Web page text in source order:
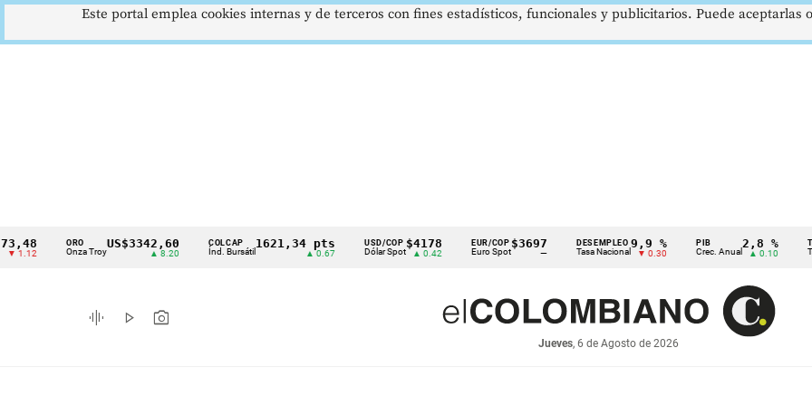
Cintillo
indicadores
económicos
Onza Troy
US$3342,60 COLCAP
Índ. Bursátil
1621,34 pts USD/COP
Dólar Spot
$4178
▲ 0.42
EUR/COP
Euro Spot
$3697
—
DESEMPLEO
Tasa Nacional
9,9 %
▼ 0.30
PIB
Crec. Anual
2,8 %
▲ 0.10
TRM
Tasa
graphic_eq play_arrow photo_camera
Jueves, 6 de Agosto de 2026
Este portal emplea cookies internas y de terceros con fines estadísticos, funcionales y publicitarios. Puede aceptarlas